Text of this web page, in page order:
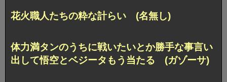
花火職人たちの粋な計らい (名無し)
体力満タンのうちに戦いたいとか勝手な事言い
出して悟空とベジータもう当たる (ガゾーサ)